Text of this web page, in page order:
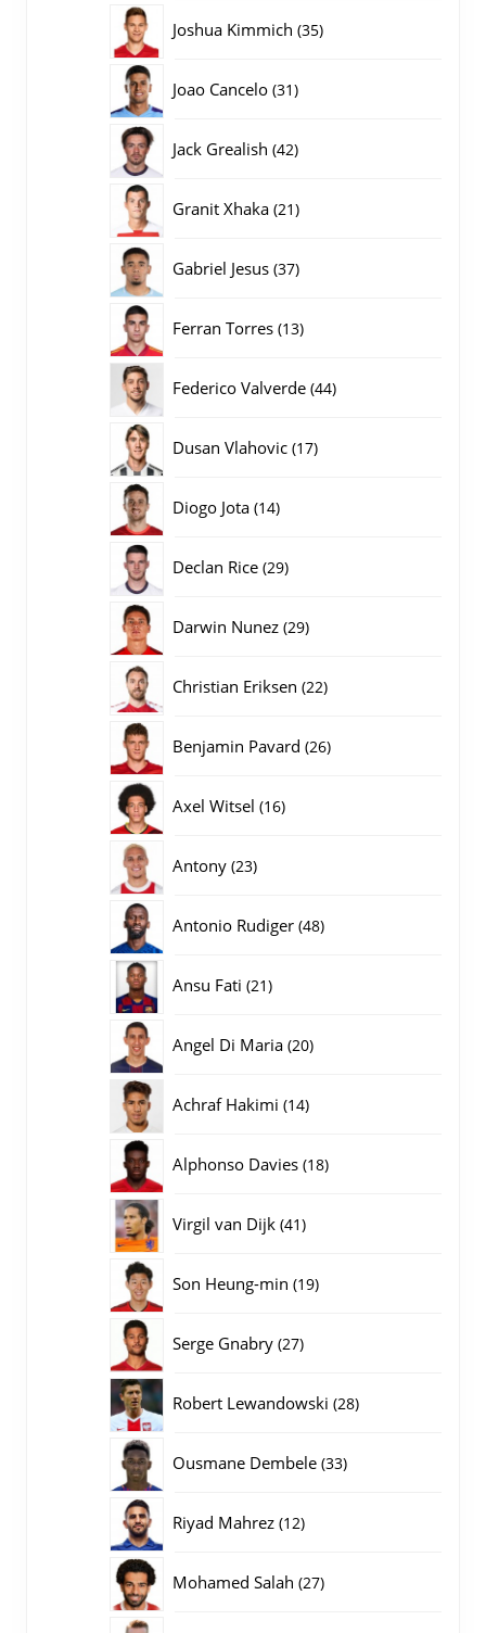
Joshua Kimmich 3535
Joao Cancelo 3131
Jack Grealish 4242
Granit Xhaka 2121
Gabriel Jesus 3737
Ferran Torres 1313
Federico Valverde 4444
Dusan Vlahovic 1717
Diogo Jota 1414
Declan Rice 2929
Darwin Nunez 2929
Christian Eriksen 2222
Benjamin Pavard 2626
Axel Witsel 1616
Antony 2323
Antonio Rudiger 4848
Ansu Fati 2121
Angel Di Maria 2020
Achraf Hakimi 1414
Alphonso Davies 1818
Virgil van Dijk 4141
Son Heung-min 1919
Serge Gnabry 2727
Robert Lewandowski 2828
Ousmane Dembele 3333
Riyad Mahrez 1212
Mohamed Salah 2727